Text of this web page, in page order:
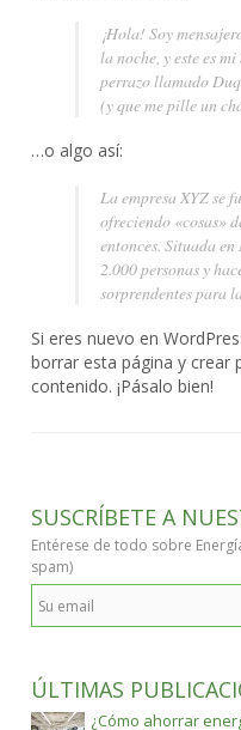
¡Hola! Soy
la noche, y este es
perrazo llamado
(y que me pille un
…o algo así:
La empresa XYZ se
ofreciendo «cosas»
entonces. Situada
2.000 personas y
sorprendentes para
Si eres nuevo en
borrar esta página y crear
contenido. ¡Pásalo bien!
SUSCRÍBETE A
Entérese de todo sobre
spam)
ÚLTIMAS
¿Cómo ahorrar